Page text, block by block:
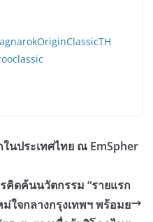
ในประเทศไทย ณ EmSpher
คิดค้นนวัตกรรม “รายแรก
ใจกลางกรุงเทพฯ พร้อมย